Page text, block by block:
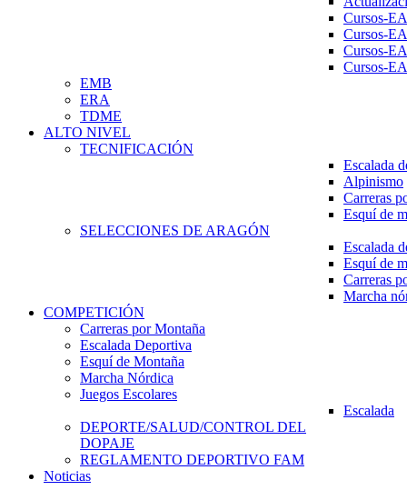
Cursos-
Cursos-
Cursos-
Cursos-
EMB
ERA
TDME
ALTO NIVEL
TECNIFICACIÓN
Escalada
Alpinismo
Carreras
Esquí de
SELECCIONES DE ARAGÓN
Escalada
Esquí de
Carreras
Marcha
COMPETICIÓN
Carreras por Montaña
Escalada Deportiva
Esquí de Montaña
Marcha Nórdica
Juegos Escolares
Escalada
DEPORTE/SALUD/CONTROL DEL
DOPAJE
REGLAMENTO DEPORTIVO FAM
Noticias